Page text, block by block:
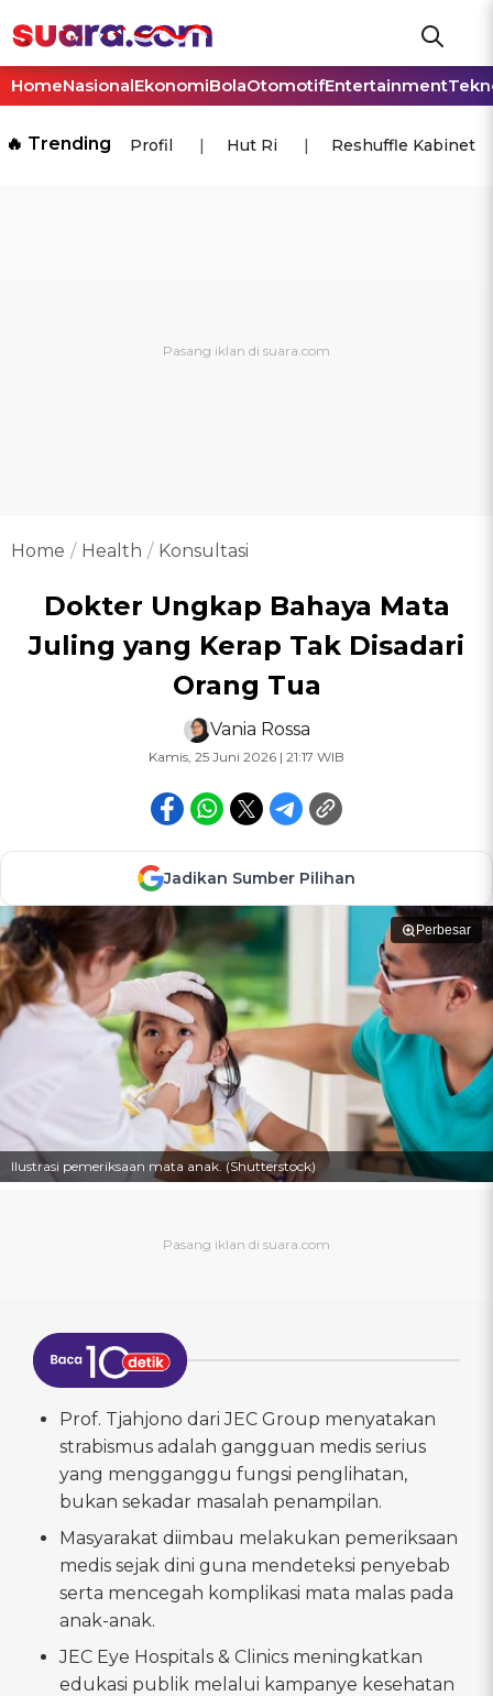
HomeNasionalEkonomiBolaOtomotifEntertainment
🔥 Trending Profil Hut Ri Reshuffle Kabinet
Home Health Konsultasi
Dokter Ungkap Bahaya Mata
Juling yang Kerap Tak Disadari
Orang Tua
Vania Rossa
Kamis, 25 Juni 2026 | 21:17 WIB
Jadikan Sumber Pilihan
Perbesar
Ilustrasi pemeriksaan mata anak. (Shutterstock)
Prof. Tjahjono dari JEC Group menyatakan
strabismus adalah gangguan medis serius
yang mengganggu fungsi penglihatan,
bukan sekadar masalah penampilan.
Masyarakat diimbau melakukan pemeriksaan
medis sejak dini guna mendeteksi penyebab
serta mencegah komplikasi mata malas pada
anak-anak.
JEC Eye Hospitals & Clinics meningkatkan
edukasi publik melalui kampanye kesehatan